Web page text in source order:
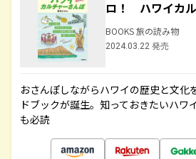
ロ！ ハワイカ
BOOKS 旅の読み物
2024.03.22 発売
おさんぽしながらハワイの歴史と文化
ドブックが誕生。知っておきたいハワ
も必読